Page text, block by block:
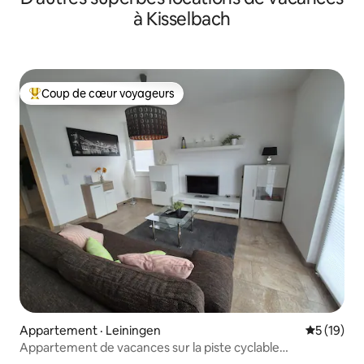
à Kisselbach
Coup de cœur voyageurs parmi les plus aimés
Coup de cœur voyageurs
Appartement · Leiningen Note
5 (19)
Appartement de vacances sur la piste cyclable